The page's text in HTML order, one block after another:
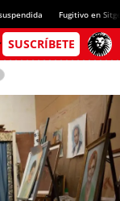
Fugitivo en